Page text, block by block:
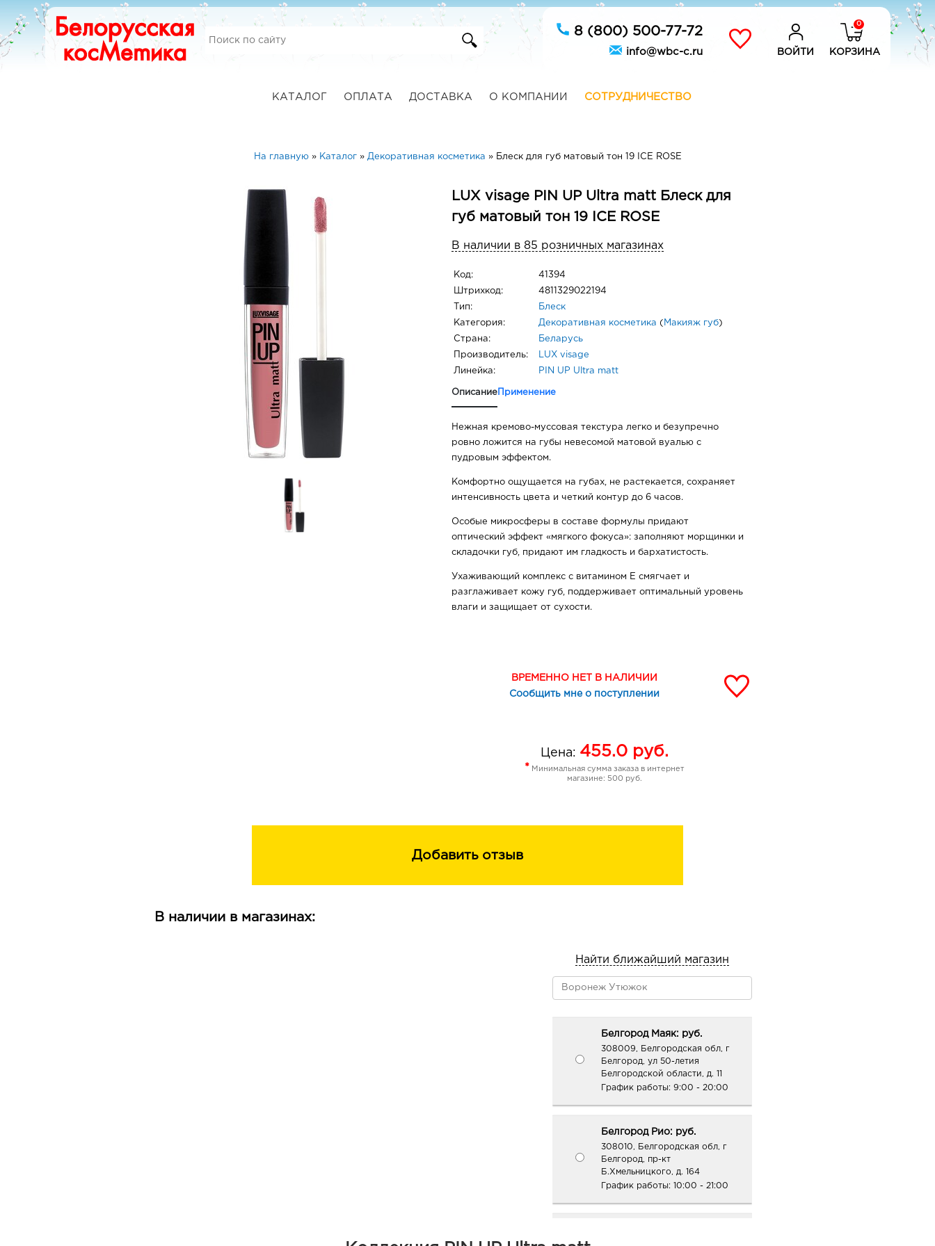
8 (800) 500-77-72
info@wbc-c.ru ВОЙТИ
0
КОРЗИНА
КАТАЛОГ ОПЛАТА ДОСТАВКА О КОМПАНИИ СОТРУДНИЧЕСТВО
На главную» Каталог» Декоративная косметика » Блеск для губ матовый тон 19 ICE ROSE
LUX visage PIN UP Ultra matt Блеск для
губ матовый тон 19 ICE ROSE
В наличии в 85 розничных магазинах
Код: 41394
Штрихкод: 4811329022194
Тип: Блеск
Категория: Декоративная косметика ( Макияж губ)
Страна: Беларусь
Производитель: LUX visage
Линейка: PIN UP Ultra matt
Описание Применение
Нежная кремово-муссовая текстура легко и безупречно
ровно ложится на губы невесомой матовой вуалью с
пудровым эффектом.
Комфортно ощущается на губах, не растекается, сохраняет
интенсивность цвета и четкий контур до 6 часов.
Особые микросферы в составе формулы придают
оптический эффект «мягкого фокуса»: заполняют морщинки и
складочки губ, придают им гладкость и бархатистость.
Ухаживающий комплекс с витамином Е смягчает и
разглаживает кожу губ, поддерживает оптимальный уровень
влаги и защищает от сухости.
без карандаша - увлажняющий комплекс с витамином Е
ВРЕМЕННО НЕТ В НАЛИЧИИ
Сообщить мне о поступлении
Цена: 455.0 руб.
* Минимальная сумма заказа в интернет
магазине: 500 руб.
Добавить отзыв
В наличии в магазинах:
Найти ближайший магазин
Белгород Маяк: руб.
308009, Белгородская обл, г
Белгород, ул 50-летия
Белгородской области, д. 11
График работы: 9:00 - 20:00
Белгород Рио: руб.
308010, Белгородская обл, г
Белгород, пр-кт
Б.Хмельницкого, д. 164
График работы: 10:00 - 21:00